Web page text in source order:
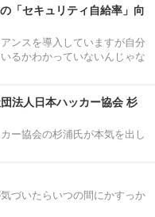
「セキュリティ自給率」向
ンスを導入していますが自分
るかわかっていないんじゃな
法人日本ハッカー協会 杉
ー協会の杉浦氏が本気を出し
づいたらいつの間にかすっか